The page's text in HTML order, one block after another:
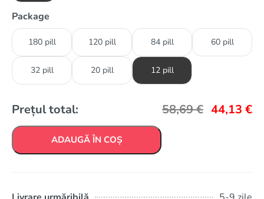
Package
180 pill 120 pill 84 pill 60 pill
32 pill 20 pill 12 pill
Prețul total: 58,69€ 44,13 €
ADAUGĂ ÎN COȘ